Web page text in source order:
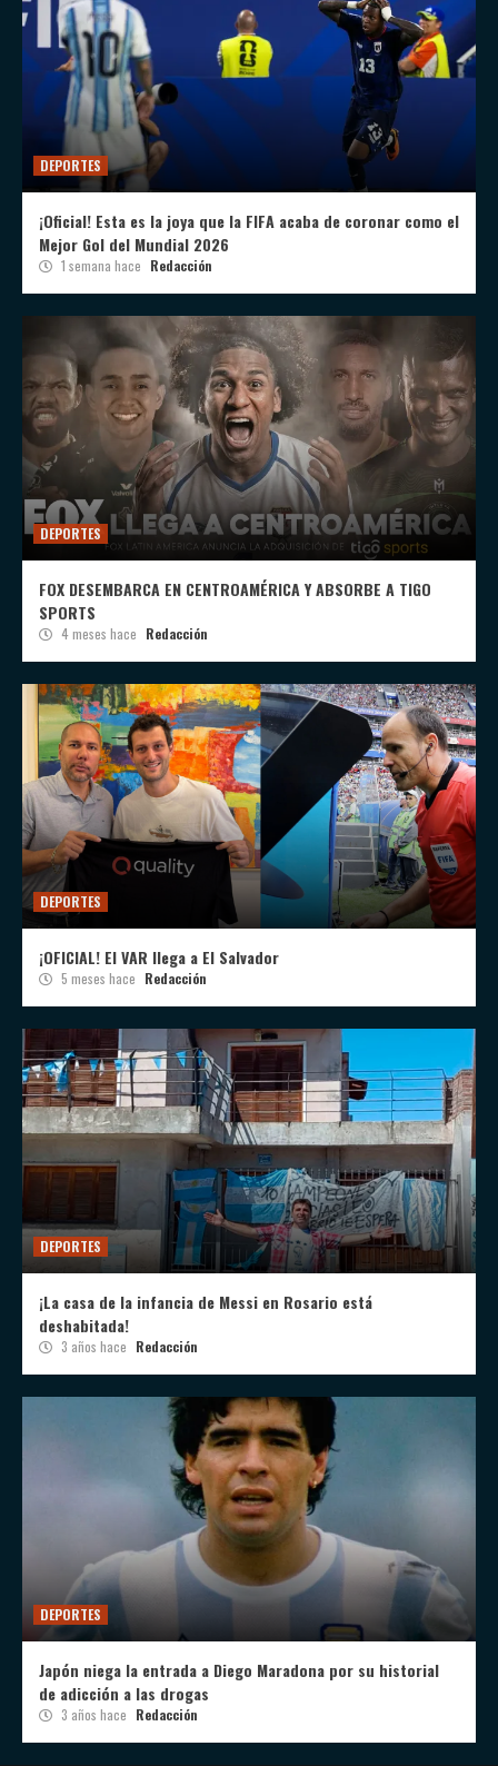
DEPORTES
¡Oficial! Esta es la joya que la FIFA acaba de coronar como el
Mejor Gol del Mundial 2026
1 semana hace Redacción
DEPORTES
FOX DESEMBARCA EN CENTROAMÉRICA Y ABSORBE A TIGO
SPORTS
4 meses hace Redacción
DEPORTES
¡OFICIAL! El VAR llega a El Salvador
5 meses hace Redacción
DEPORTES
¡La casa de la infancia de Messi en Rosario está
deshabitada!
3 años hace Redacción
DEPORTES
Japón niega la entrada a Diego Maradona por su historial
de adicción a las drogas
3 años hace Redacción